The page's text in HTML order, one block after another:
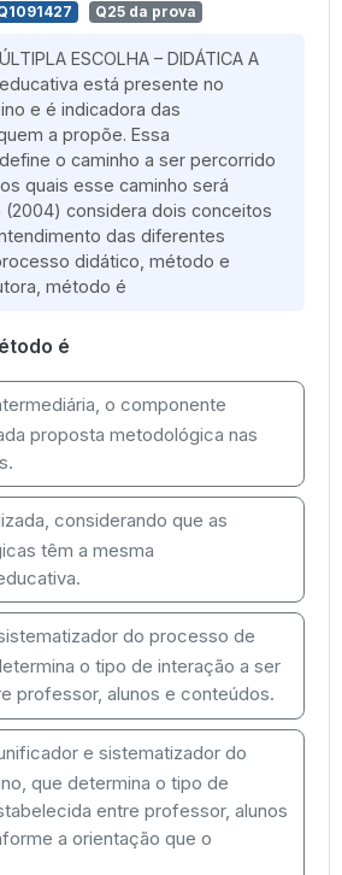
Q25 da prova
ESCOLHA – DIDÁTICA A
está presente no
e é indicadora das
a propõe. Essa
o caminho a ser percorrido
quais esse caminho será
(2004) considera dois conceitos
das diferentes
didático, método e
método é
é
o componente
proposta metodológica nas
considerando que as
têm a mesma
do processo de
o tipo de interação a ser
professor, alunos e conteúdos.
e sistematizador do
que determina o tipo de
entre professor, alunos
a orientação que o